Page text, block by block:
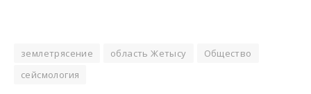
землетрясение область Жетысу
Общество
сейсмология